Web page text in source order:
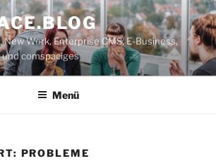
New Work, Enterprise CMS, E-Business,
comspaciges
Menü
PROBLEME